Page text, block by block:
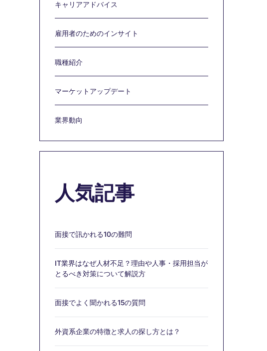
キャリアアドバイス
雇用者のためのインサイト
職種紹介
マーケットアップデート
業界動向
人気記事
面接で訊かれる10の難問
IT業界はなぜ人材不足？理由や人事・採用担当が
とるべき対策について解説方
面接でよく聞かれる15の質問
外資系企業の特徴と求人の探し方とは？